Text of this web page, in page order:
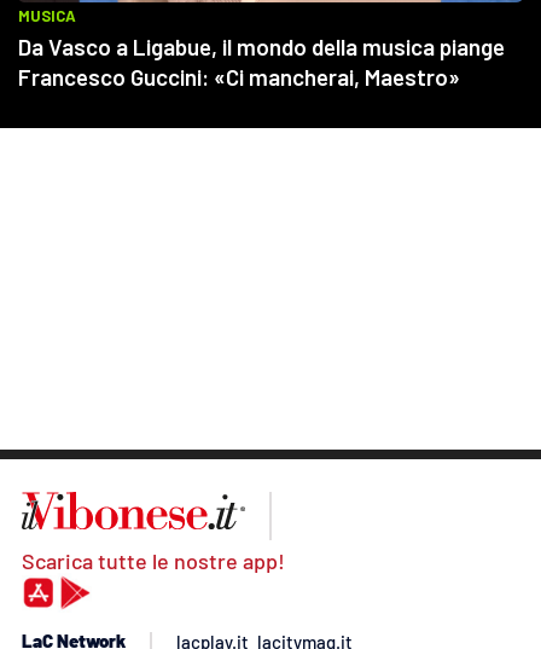
Scarica tutte le nostre app!
LaC Network lacplay.it lacitymag.it